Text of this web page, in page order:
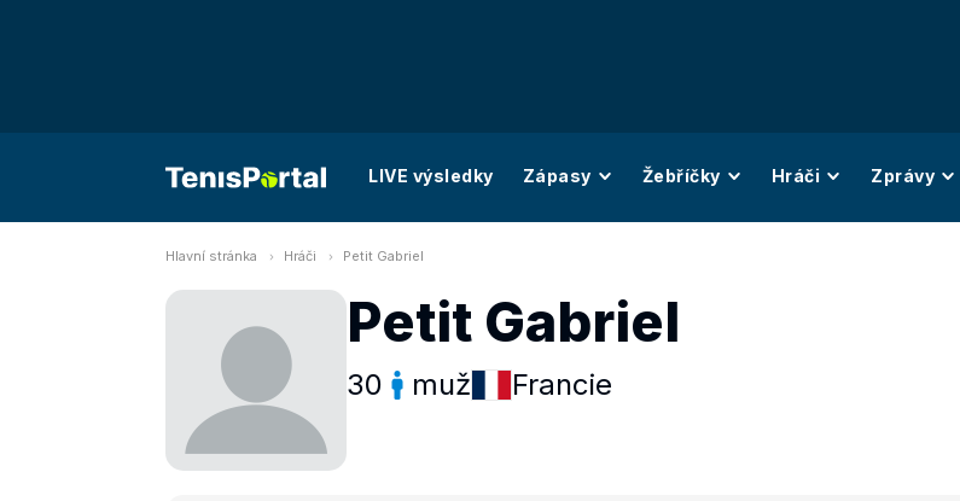
LIVE výsledky Zápasy Žebříčky Hráči Zprávy
Hlavní stránka Hráči Petit Gabriel
Petit Gabriel
30 muž Francie